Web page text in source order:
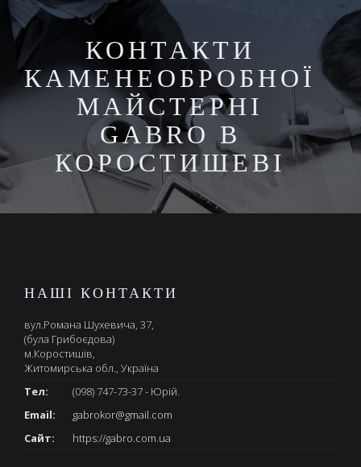
КОНТАКТИ
КАМЕНЕОБРОБНОЇ
МАЙСТЕРНІ
GABRO В
КОРОСТИШЕВІ
НАШІ КОНТАКТИ
вул.Романа Шухевича, 37,
(була Грибоєдова)
м.Коростишів,
Житомирська обл., Україна
Тел:
(098) 747-73-37 - Юрій.
Email:
gabrokor@gmail.com
Сайт:
https://gabro.com.ua